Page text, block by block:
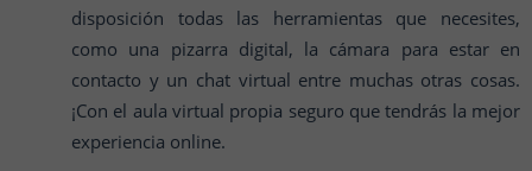
disposición todas las herramientas que necesites,
como una pizarra digital, la cámara para estar en
contacto y un chat virtual entre muchas otras cosas.
¡Con el aula virtual propia seguro que tendrás la mejor
experiencia online.